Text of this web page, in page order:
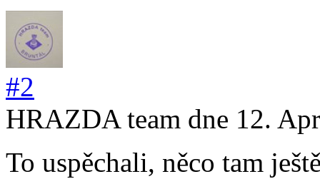
#2
HRAZDA team dne 12.
To uspěchali, něco tam